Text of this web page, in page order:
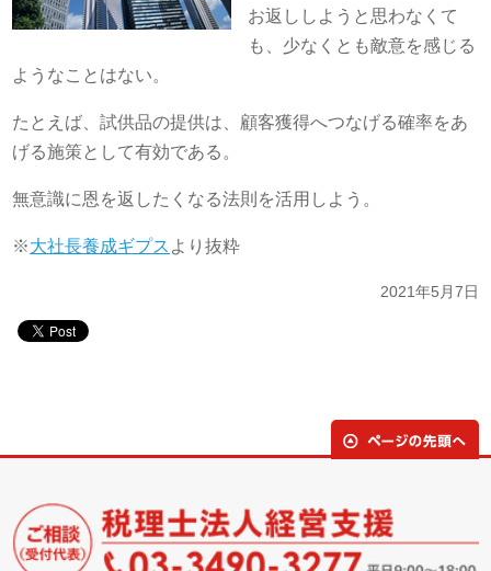
お返ししようと思わなくて
も、少なくとも敵意を感じる
ようなことはない。
たとえば、試供品の提供は、顧客獲得へつなげる確率をあ
げる施策として有効である。
無意識に恩を返したくなる法則を活用しよう。
※大社長養成ギプス より抜粋
2021年5月7日